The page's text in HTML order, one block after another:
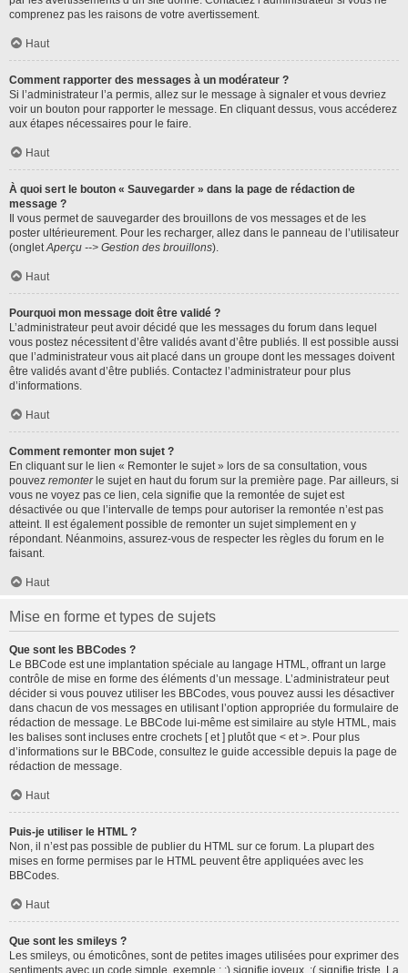
comprenez pas les raisons de votre avertissement.
Haut
Comment rapporter des messages à un modérateur ?
Si l’administrateur l’a permis, allez sur le message à signaler et vous devriez
voir un bouton pour rapporter le message. En cliquant dessus, vous accéderez
aux étapes nécessaires pour le faire.
Haut
À quoi sert le bouton « Sauvegarder » dans la page de rédaction de
message ?
Il vous permet de sauvegarder des brouillons de vos messages et de les
poster ultérieurement. Pour les recharger, allez dans le panneau de l’utilisateur
(ongletAperçu --> Gestion des brouillons).
Haut
Pourquoi mon message doit être validé ?
L’administrateur peut avoir décidé que les messages du forum dans lequel
vous postez nécessitent d’être validés avant d’être publiés. Il est possible aussi
que l’administrateur vous ait placé dans un groupe dont les messages doivent
être validés avant d’être publiés. Contactez l’administrateur pour plus
d’informations.
Haut
Comment remonter mon sujet ?
En cliquant sur le lien « Remonter le sujet » lors de sa consultation, vous
pouvez remonterle sujet en haut du forum sur la première page. Par ailleurs, si
vous ne voyez pas ce lien, cela signifie que la remontée de sujet est
désactivée ou que l’intervalle de temps pour autoriser la remontée n’est pas
atteint. Il est également possible de remonter un sujet simplement en y
répondant. Néanmoins, assurez-vous de respecter les règles du forum en le
faisant.
Haut
Mise en forme et types de sujets
Que sont les BBCodes ?
Le BBCode est une implantation spéciale au langage HTML, offrant un large
contrôle de mise en forme des éléments d’un message. L’administrateur peut
décider si vous pouvez utiliser les BBCodes, vous pouvez aussi les désactiver
dans chacun de vos messages en utilisant l’option appropriée du formulaire de
rédaction de message. Le BBCode lui-même est similaire au style HTML, mais
les balises sont incluses entre crochets [ et ] plutôt que < et >. Pour plus
d’informations sur le BBCode, consultez le guide accessible depuis la page de
rédaction de message.
Haut
Puis-je utiliser le HTML ?
Non, il n’est pas possible de publier du HTML sur ce forum. La plupart des
mises en forme permises par le HTML peuvent être appliquées avec les
BBCodes.
Haut
Que sont les smileys ?
Les smileys, ou émoticônes, sont de petites images utilisées pour exprimer des
sentiments avec un code simple, exemple : :) signifie joyeux, :( signifie triste. La